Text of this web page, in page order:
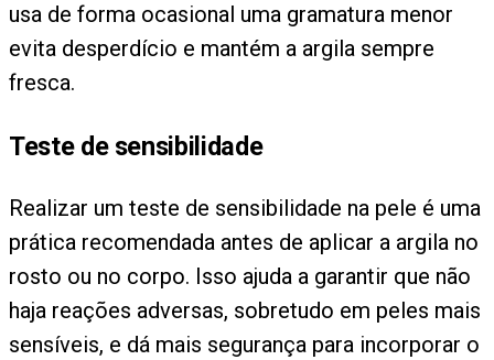
usa de forma ocasional uma gramatura menor
evita desperdício e mantém a argila sempre
fresca.
Teste de sensibilidade
Realizar um teste de sensibilidade na pele é uma
prática recomendada antes de aplicar a argila no
rosto ou no corpo. Isso ajuda a garantir que não
haja reações adversas, sobretudo em peles mais
sensíveis, e dá mais segurança para incorporar o